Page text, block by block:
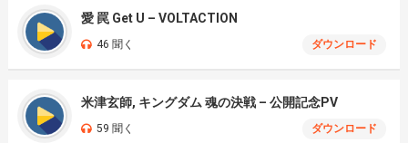
愛 罠 Get U – VOLTACTION
46 聞く ダウンロード
米津玄師, キングダム 魂の決戦 – 公開記念PV
59 聞く ダウンロード